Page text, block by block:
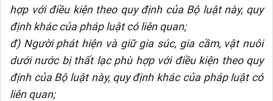
hợp với điều kiện theo quy định của Bộ luật này, quy
định khác của pháp luật có liên quan;
đ) Người phát hiện và giữ gia súc, gia cầm, vật nuôi
dưới nước bị thất lạc phù hợp với điều kiện theo quy
định của Bộ luật này, quy định khác của pháp luật có
liên quan;